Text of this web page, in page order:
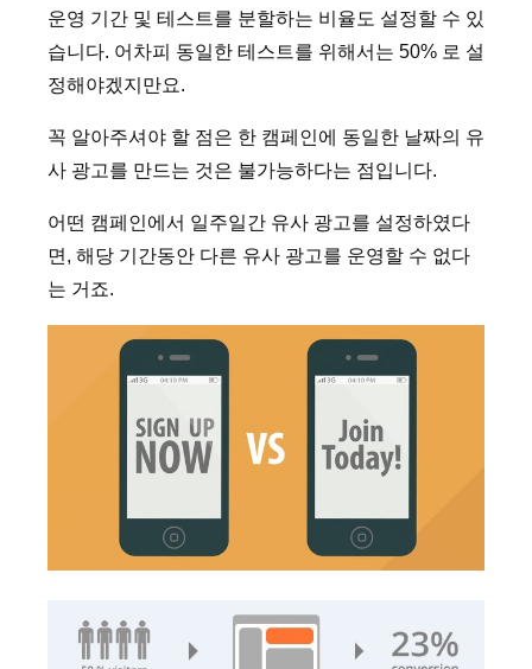
운영 기간 및 테스트를 분할하는 비율도 설정할 수 있
습니다. 어차피 동일한 테스트를 위해서는 50% 로 설
정해야겠지만요.
꼭 알아주셔야 할 점은 한 캠페인에 동일한 날짜의 유
사 광고를 만드는 것은 불가능하다는 점입니다.
어떤 캠페인에서 일주일간 유사 광고를 설정하였다
면, 해당 기간동안 다른 유사 광고를 운영할 수 없다
는 거죠.